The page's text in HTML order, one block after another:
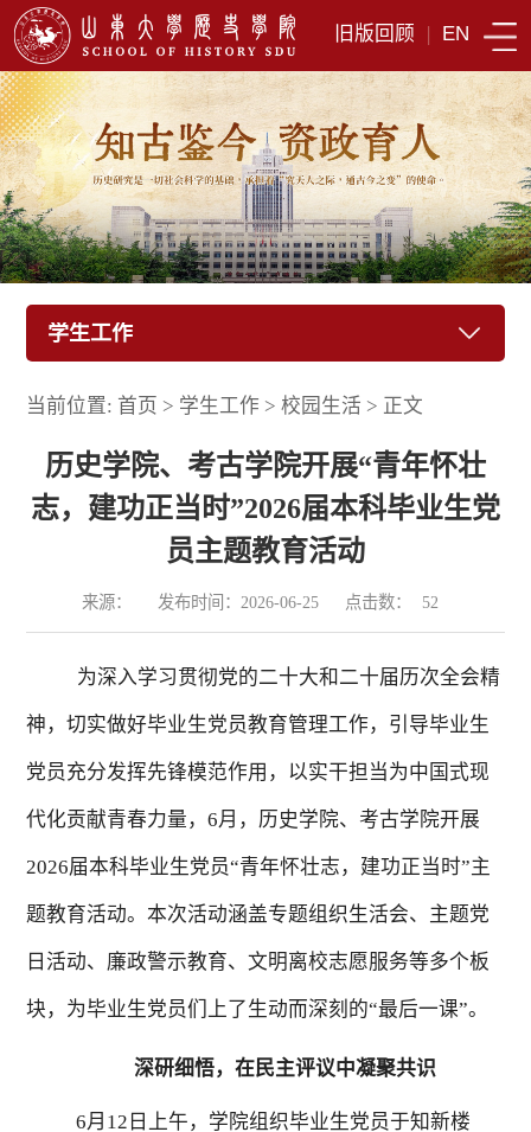
旧版回顾 | EN
学生工作
当前位置: 首页 > 学生工作 >校园生活 > 正文
历史学院、考古学院开展“青年怀壮
志，建功正当时”2026届本科毕业生党
员主题教育活动
来源： 发布时间：2026-06-25 点击数： 52
为深入学习贯彻党的二十大和二十届历次全会精
神，切实做好毕业生党员教育管理工作，引导毕业生
党员充分发挥先锋模范作用，以实干担当为中国式现
代化贡献青春力量，6月，历史学院、考古学院开展
2026届本科毕业生党员“青年怀壮志，建功正当时”主
题教育活动。本次活动涵盖专题组织生活会、主题党
日活动、廉政警示教育、文明离校志愿服务等多个板
块，为毕业生党员们上了生动而深刻的“最后一课”。
深研细悟，在民主评议中凝聚共识
6月12日上午，学院组织毕业生党员于知新楼